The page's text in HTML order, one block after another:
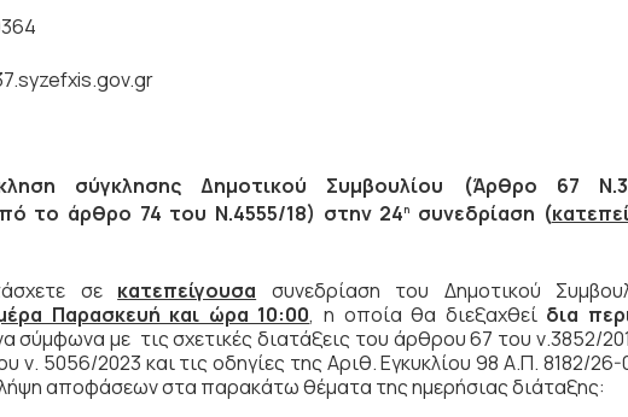
σύγκλησης Δημοτικού Συμβουλίου (Άρθρο 67
το άρθρο 74 του Ν.4555/18) στην 24η συνεδρίαση (
σε
κατεπείγουσα συνεδρίαση του Δημοτικού
Παρασκευή και ώρα 10:00, η οποία θα διεξαχθεί δια
σύμφωνα με τις σχετικές διατάξεις του άρθρου 67 του ν.3852/
ν. 5056/2023 και τις οδηγίες της Αριθ. Εγκυκλίου 98 Α.Π. 8182/
λήψη αποφάσεων στα παρακάτω θέματα της ημερήσιας διάταξης: